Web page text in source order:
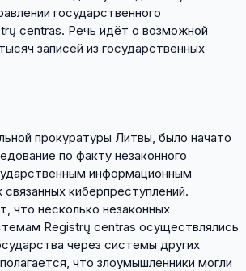
государственного
centras. Речь идёт о возможной
записей из государственных
прокуратуры Литвы, было начато
по факту незаконного
информационным
киберпреступлений.
что несколько незаконных
Registrų centras осуществлялись
через системы других
что злоумышленники могли